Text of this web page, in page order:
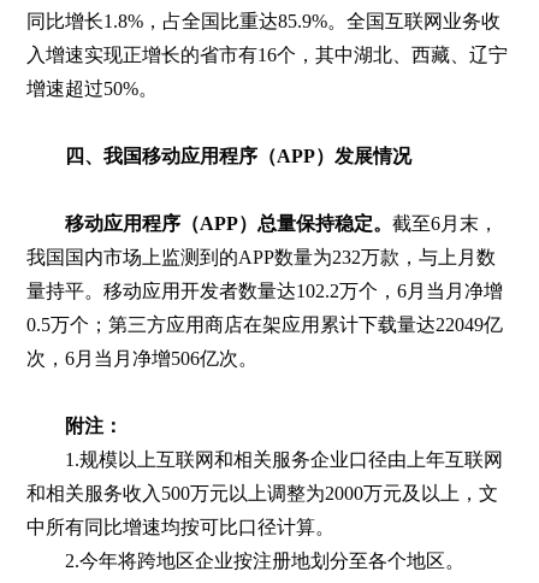
同比增长1.8%，占全国比重达85.9%。全国互联网业务收
入增速实现正增长的省市有16个，其中湖北、西藏、辽宁
增速超过50%。
四、我国移动应用程序（APP）发展情况
移动应用程序（APP）总量保持稳定。截至6月末，
我国国内市场上监测到的APP数量为232万款，与上月数
量持平。移动应用开发者数量达102.2万个，6月当月净增
0.5万个；第三方应用商店在架应用累计下载量达22049亿
次，6月当月净增506亿次。
附注：
1.规模以上互联网和相关服务企业口径由上年互联网
和相关服务收入500万元以上调整为2000万元及以上，文
中所有同比增速均按可比口径计算。
2.今年将跨地区企业按注册地划分至各个地区。